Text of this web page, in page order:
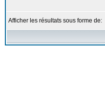
Afficher les résultats sous forme de: